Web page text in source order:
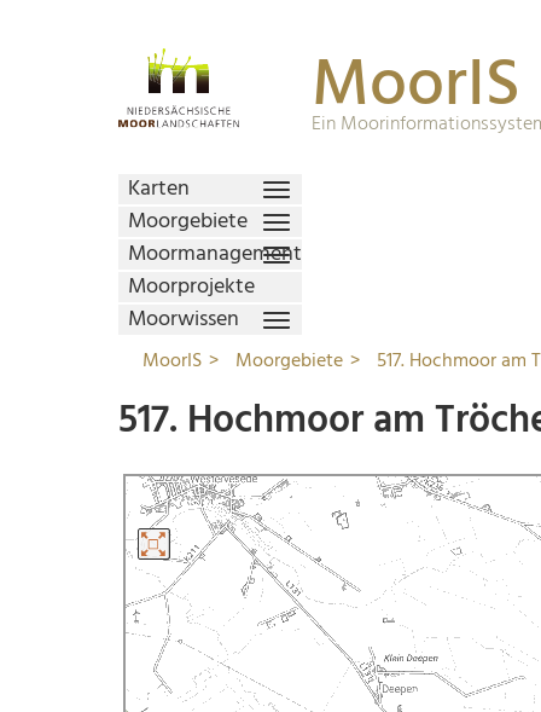
MoorIS
Ein
Karten
Moorgebiete
Moormanagement
Moorprojekte
Moorwissen
MoorIS Moorgebiete 517. Hochmoor am
517. Hochmoor am